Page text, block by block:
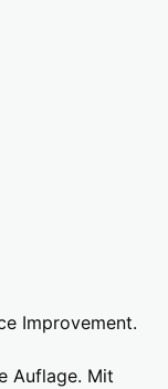
Improvement.
Auflage. Mit